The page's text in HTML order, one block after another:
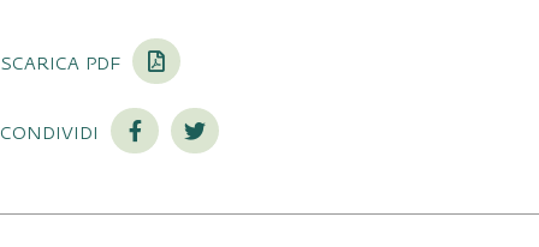
scarica pdf
condividi